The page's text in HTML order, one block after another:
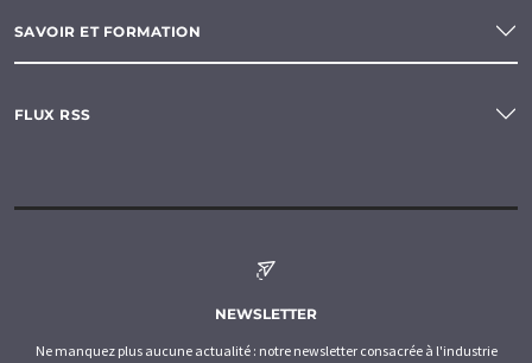
SAVOIR ET FORMATION
FLUX RSS
NEWSLETTER
Ne manquez plus aucune actualité : notre newsletter consacrée à l'industrie